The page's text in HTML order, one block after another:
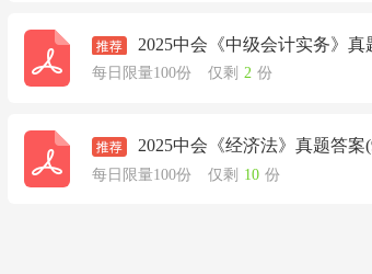
2025中会《中级会计实务》真
批)
每日限量100份 仅剩 2 份
2025中会《经济法》真题答案
每日限量100份 仅剩 10 份